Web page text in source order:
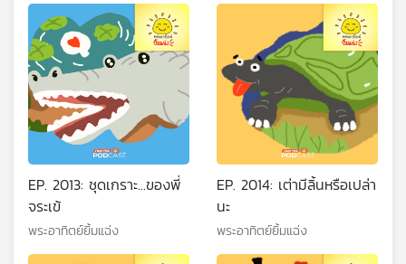
EP. 2013: ชุดเกราะ...ของพี่
จระเข้
พระอาทิตย์ยิ้มแฉ่ง
EP. 2014: เต่ามีลิ้นหรือเปล่า
นะ
พระอาทิตย์ยิ้มแฉ่ง